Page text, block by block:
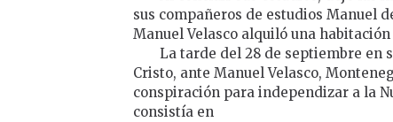
sus compañeros de estudios Manuel
Manuel Velasco alquiló una
La tarde del 28 de septiembre en
Cristo, ante Manuel Velasco,
conspiración para independizar a la
consistía en